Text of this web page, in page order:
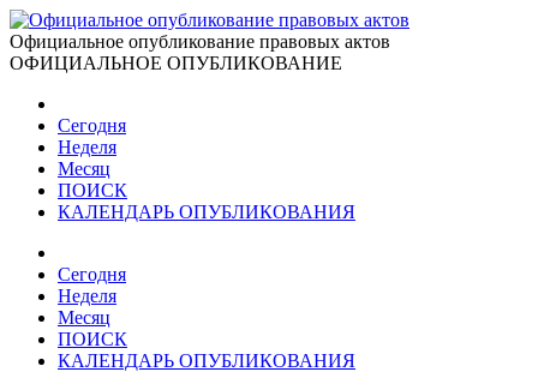
Официальное опубликование правовых актов
ОФИЦИАЛЬНОЕ ОПУБЛИКОВАНИЕ
Сегодня
Неделя
Месяц
ПОИСК
КАЛЕНДАРЬ ОПУБЛИКОВАНИЯ
Сегодня
Неделя
Месяц
ПОИСК
КАЛЕНДАРЬ ОПУБЛИКОВАНИЯ